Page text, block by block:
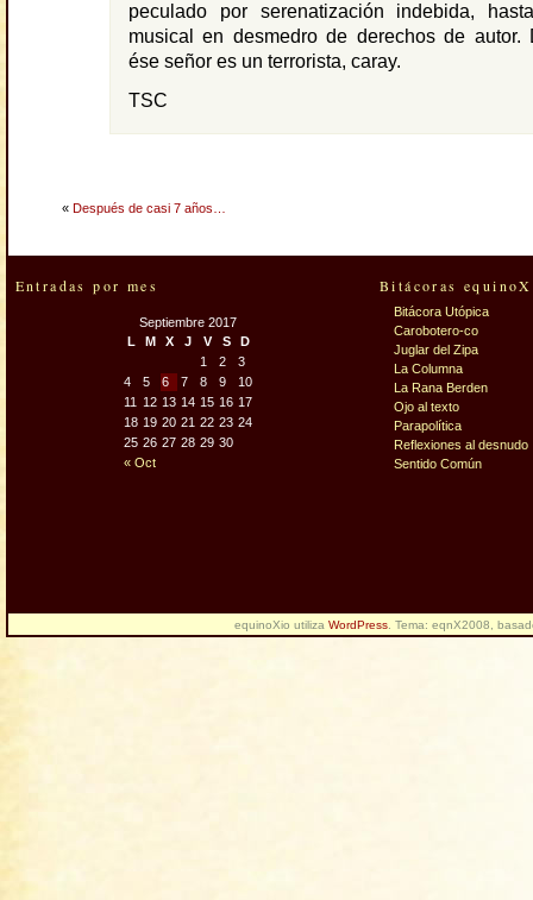
peculado por serenatización indebida,
musical en desmedro de derechos de autor.
ése señor es un terrorista, caray.
TSC
« Después de casi 7 años…
Entradas por mes
Septiembre 2017
L
M X J V S D
« Oct
1 2
3
4
5 6 7 8 9
10
11
12 13 14 15 16 17
18 19 20 21 22 23 24
25 26 27 28 29 30
Bitácoras
Bitácora Utópica
Carobotero-co
Juglar del Zipa
La Columna
La Rana Berden
Ojo al texto
Parapolítica
Reflexiones al desnudo
Sentido Común
equinoXio utiliza WordPress. Tema: eqnX2008,